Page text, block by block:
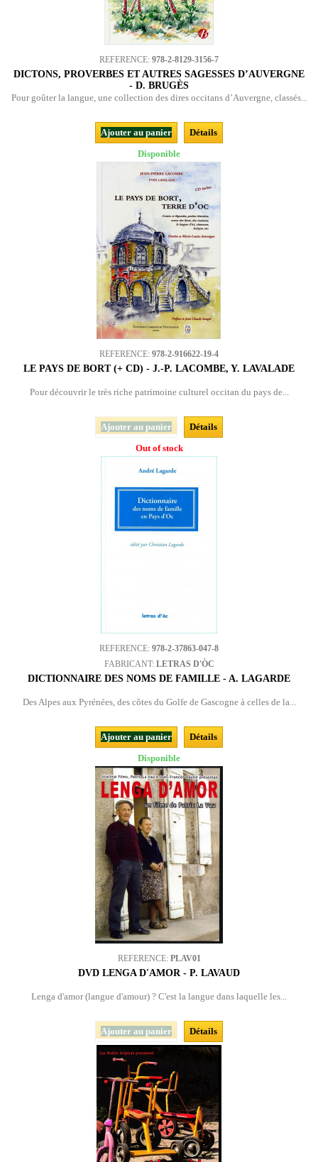
REFERENCE: 978-2-8129-3156-7
DICTONS, PROVERBES ET AUTRES SAGESSES D’AUVERGNE
- D. BRUGÈS
Pour goûter la langue, une collection des dires occitans d’Auvergne, classés...
Ajouter au panier
Détails
Disponible
REFERENCE: 978-2-916622-19-4
LE PAYS DE BORT (+ CD) - J.-P. LACOMBE, Y. LAVALADE
Pour découvrir le très riche patrimoine culturel occitan du pays de...
Ajouter au panier
Détails
Out of stock
REFERENCE: 978-2-37863-047-8
FABRICANT: LETRAS D'ÒC
DICTIONNAIRE DES NOMS DE FAMILLE - A. LAGARDE
Des Alpes aux Pyrénées, des côtes du Golfe de Gascogne à celles de la...
Ajouter au panier
Détails
Disponible
REFERENCE: PLAV01
DVD LENGA D'AMOR - P. LAVAUD
Lenga d'amor (langue d'amour) ? C'est la langue dans laquelle les...
Ajouter au panier Détails